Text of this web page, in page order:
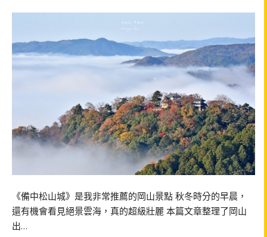
《備中松山城》是我非常推薦的岡山景點 秋冬時分的早晨，
還有機會看見絕景雲海，真的超級壯麗 本篇文章整理了岡山
出…